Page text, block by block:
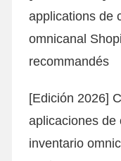
applications de
omnicanal
recommandés
[Edición 2026]
aplicaciones de
inventario